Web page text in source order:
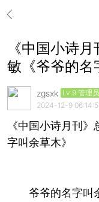
《中国小诗
敏《爷爷的名
zgsxk Lv.9 管理员
2024-12-9
《中国小诗月刊
字叫余草木》
爷爷的名字叫